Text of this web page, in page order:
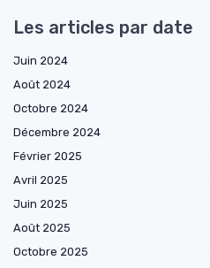
Les articles par date
Juin 2024
Août 2024
Octobre 2024
Décembre 2024
Février 2025
Avril 2025
Juin 2025
Août 2025
Octobre 2025